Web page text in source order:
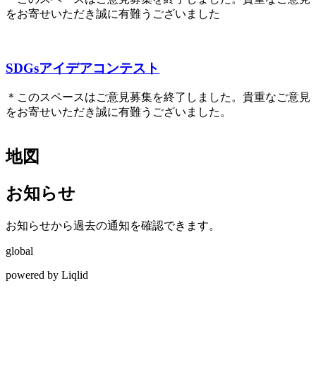
をお寄せいただき誠に有難うございました
SDGsアイデアコンテスト
＊このスペースはご意見募集を終了しました。貴重なご意見
をお寄せいただき誠に有難うございました。
地図
お知らせ
お知らせから過去の通知を確認できます。
global
powered by Liqlid